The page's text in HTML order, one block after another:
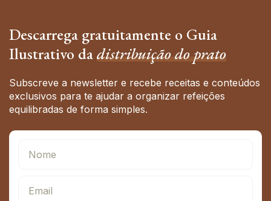
Descarrega gratuitamente o Guia
Ilustrativo dadistribuição do prato
Subscreve a newsletter e recebe receitas e conteúdos
exclusivos para te ajudar a organizar refeições
equilibradas de forma simples.